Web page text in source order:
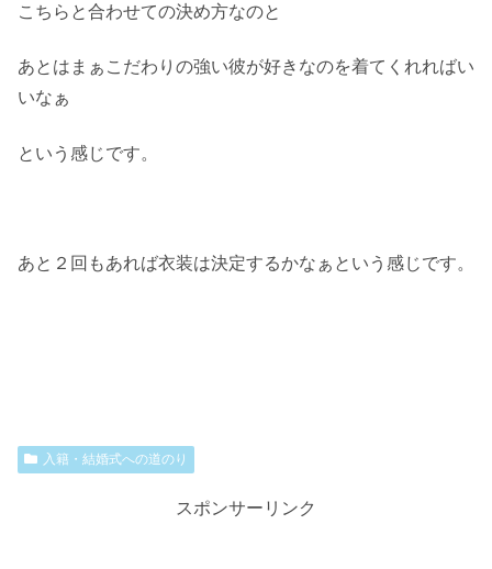
こちらと合わせての決め方なのと
あとはまぁこだわりの強い彼が好きなのを着てくれればい
いなぁ
という感じです。
あと２回もあれば衣装は決定するかなぁという感じです。
入籍・結婚式への道のり
スポンサーリンク